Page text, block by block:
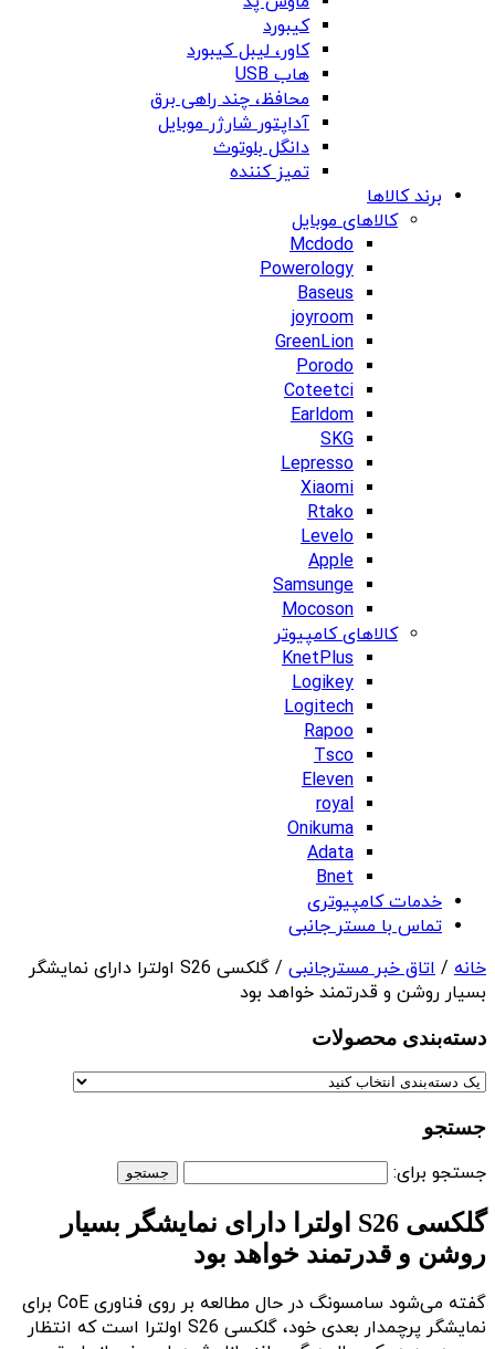
کیبورد
کاور، لیبل کیبورد
هاب USB
محافظ، چند راهی برق
آداپتور شارژر موبایل
دانگل بلوتوث
تمیز کننده
برند کالاها
کالاهای موبایل
Mcdodo
Powerology
Baseus
joyroom
GreenLion
Porodo
Coteetci
Earldom
SKG
Lepresso
Xiaomi
Rtako
Levelo
Apple
Samsunge
Mocoson
کالاهای کامپیوتر
KnetPlus
Logikey
Logitech
Rapoo
Tsco
Eleven
royal
Onikuma
Adata
Bnet
خدمات کامپیوتری
تماس با مستر جانبی
خانه / اتاق خبر مسترجانبی
/ گلکسی S26 اولترا دارای نمایشگر
بسیار روشن و قدرتمند خواهد بود
دسته‌بندی‌ محصولات
جستجو
جستجو برای:
گلکسی S26 اولترا دارای نمایشگر بسیار
روشن و قدرتمند خواهد بود
گفته می‌شود سامسونگ در حال مطالعه بر روی فناوری CoE برای
نمایشگر پرچمدار بعدی خود، گلکسی S26 اولترا است که انتظار